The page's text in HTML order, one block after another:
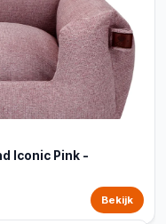
Iconic Pink -
Bekijk